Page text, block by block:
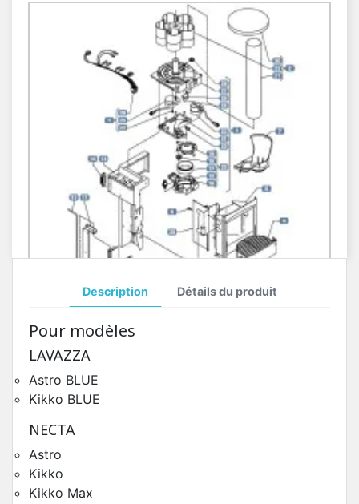
Pièces Détachées Distributeur Automatique
Description Détails du produit
Pour modèles
LAVAZZA
Astro BLUE
Kikko BLUE
NECTA
Astro
Kikko
Kikko Max